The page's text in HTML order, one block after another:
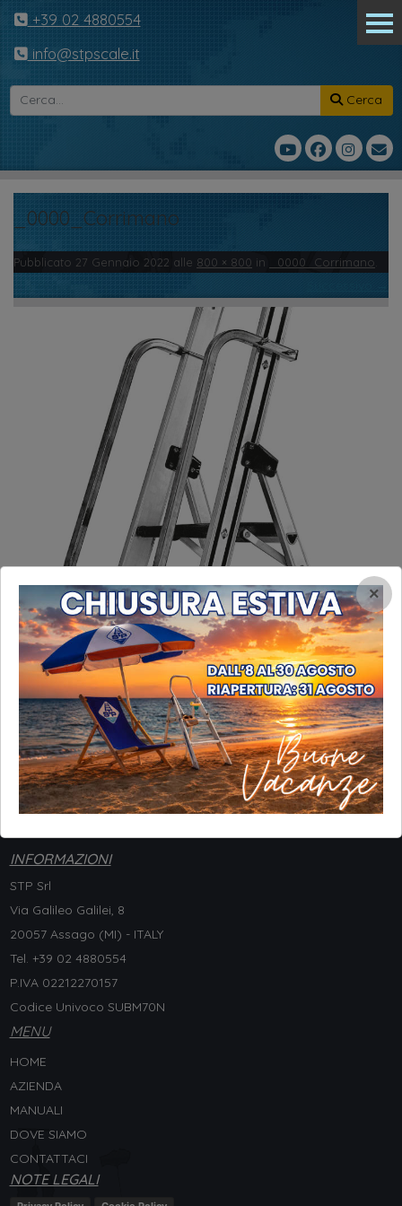
+39 02 4880554
info@stpscale.it
Cerca
_0000_Corrimano
Pubblicato 27 Gennaio 2022 alle 800 × 800 in _0000_Corrimano
Corrimano
Corrimano
INFORMAZIONI
STP Srl
Via Galileo Galilei, 8
20057 Assago (MI) - ITALY
Tel. +39 02 4880554
P.IVA 02212270157
Codice Univoco SUBM70N
MENU
HOME
AZIENDA
MANUALI
DOVE SIAMO
CONTATTACI
NOTE LEGALI
×